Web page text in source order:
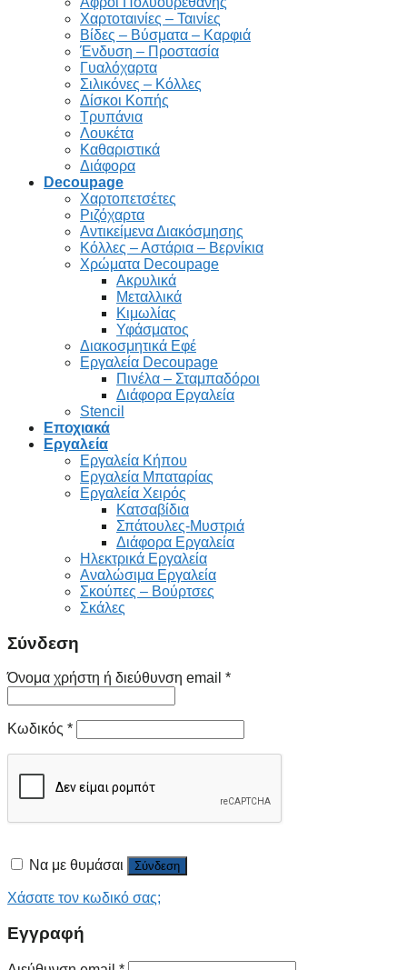
Χαρτοταινίες – Ταινίες
Βίδες – Βύσματα – Καρφιά
Ένδυση – Προστασία
Γυαλόχαρτα
Σιλικόνες – Κόλλες
Δίσκοι Κοπής
Τρυπάνια
Λουκέτα
Καθαριστικά
Διάφορα
Decoupage
Χαρτοπετσέτες
Ριζόχαρτα
Αντικείμενα Διακόσμησης
Κόλλες – Αστάρια – Βερνίκια
Χρώματα Decoupage
Ακρυλικά
Μεταλλικά
Κιμωλίας
Υφάσματος
Διακοσμητικά Εφέ
Εργαλεία Decoupage
Πινέλα – Σταμπαδόροι
Διάφορα Εργαλεία
Stencil
Εποχιακά
Εργαλεία
Εργαλεία Κήπου
Εργαλεία Μπαταρίας
Εργαλεία Χειρός
Κατσαβίδια
Σπάτουλες-Μυστριά
Διάφορα Εργαλεία
Ηλεκτρικά Εργαλεία
Αναλώσιμα Εργαλεία
Σκούπες – Βούρτσες
Σκάλες
Σύνδεση
Όνομα χρήστη ή διεύθυνση email *
Κωδικός *
Να με θυμάσαι Σύνδεση
Χάσατε τον κωδικό σας;
Εγγραφή